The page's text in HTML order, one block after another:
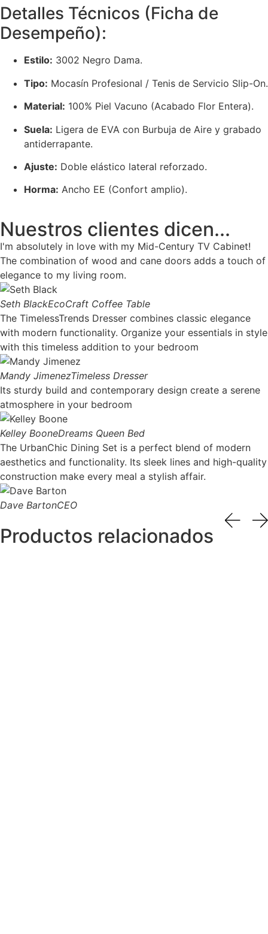
Detalles Técnicos (Ficha de
Desempeño):
Estilo: 3002 Negro Dama.
Tipo: Mocasín Profesional / Tenis de Servicio Slip-On.
Material: 100% Piel Vacuno (Acabado Flor Entera).
Suela: Ligera de EVA con Burbuja de Aire y grabado
antiderrapante.
Ajuste: Doble elástico lateral reforzado.
Horma: Ancho EE (Confort amplio).
Nuestros clientes dicen...
I'm absolutely in love with my Mid-Century TV Cabinet!
The combination of wood and cane doors adds a touch of
elegance to my living room.
Seth BlackEcoCraft Coffee Table
The TimelessTrends Dresser combines classic elegance
with modern functionality. Organize your essentials in style
with this timeless addition to your bedroom
Mandy JimenezTimeless Dresser
Its sturdy build and contemporary design create a serene
atmosphere in your bedroom
Kelley BooneDreams Queen Bed
The UrbanChic Dining Set is a perfect blend of modern
aesthetics and functionality. Its sleek lines and high-quality
construction make every meal a stylish affair.
Dave BartonCEO
Productos relacionados